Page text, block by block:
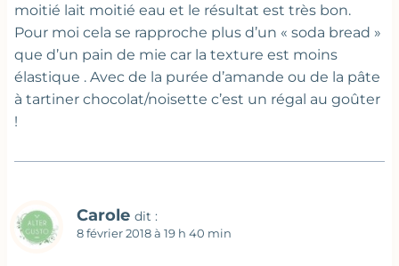
moitié lait moitié eau et le résultat est très bon.
Pour moi cela se rapproche plus d’un « soda bread »
que d’un pain de mie car la texture est moins
élastique . Avec de la purée d’amande ou de la pâte
à tartiner chocolat/noisette c’est un régal au goûter
!
Carole dit :
8 février 2018 à 19 h 40 min